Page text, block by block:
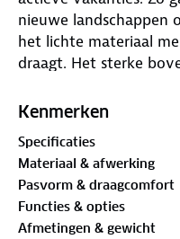
nieuwe landschappen
het lichte materiaal
draagt. Het sterke
je flink doorstapt in
Kom je onderweg in
per ongeluk in een
schoenen drogen snel
waterafstotende
Kenmerken
Specificaties
Materiaal & afwerking
Pasvorm & draagcomfort
Functies & opties
Afmetingen & gewicht